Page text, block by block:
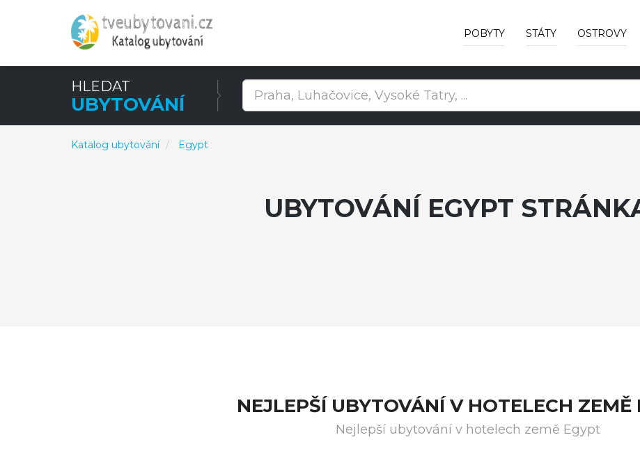
POBYTY STÁTY OSTROVY
HLEDAT
UBYTOVÁNÍ
Katalog ubytování Egypt
UBYTOVÁNÍ EGYPT
NEJLEPŠÍ UBYTOVÁNÍ V HOTELECH ZEMĚ
Nejlepší ubytování v hotelech země Egypt